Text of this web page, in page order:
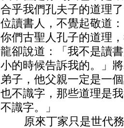
合乎我們孔夫子的道理
位讀書人，不覺起敬道
你們古聖人孔子的道理
龍卻說道：「我不是讀
小的時候告訴我的。」
弟子，他父親一定是一
也不識字，那些道理是
不識字。」
原來丁家只是世代務